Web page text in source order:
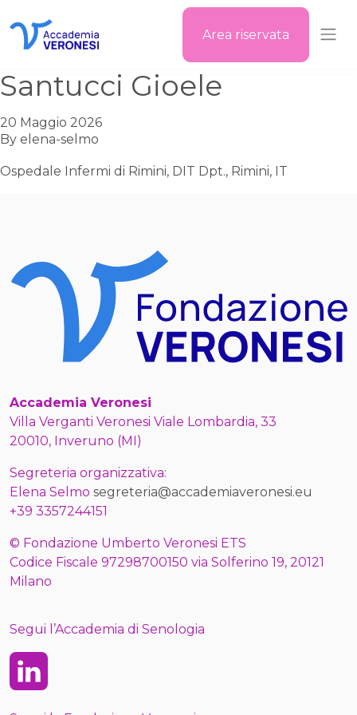
Area riservata
Santucci Gioele
20 Maggio 2026
By elena-selmo
Ospedale Infermi di Rimini, DIT Dpt., Rimini, IT
Accademia Veronesi
Villa Verganti Veronesi Viale Lombardia, 33
20010, Inveruno (MI)
Segreteria organizzativa:
Elena Selmo segreteria@accademiaveronesi.eu
+39 3357244151
© Fondazione Umberto Veronesi ETS
Codice Fiscale 97298700150 via Solferino 19, 20121
Milano
Segui l’Accademia di Senologia
Linkedin